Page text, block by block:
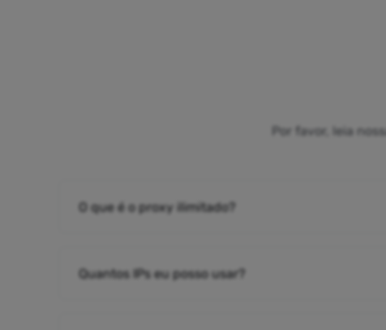
Por favor, leia
O que é o proxy ilimitado?
Quantos IPs eu posso usar?